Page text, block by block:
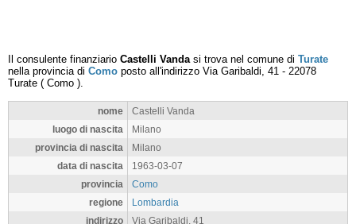
Il consulente finanziario Castelli Vandasi trova nel comune di Turate
nella provincia di Como posto all'indirizzo Via Garibaldi, 41 - 22078
Turate ( Como ).
nome
Castelli Vanda
luogo di nascita
Milano
provincia di nascita
Milano
data di nascita
1963-03-07
provincia
Como
regione
Lombardia
indirizzo
Via Garibaldi, 41